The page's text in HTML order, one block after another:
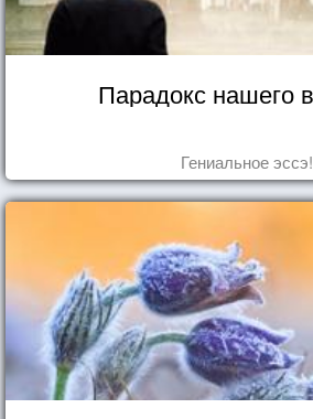
Парадокс нашего
Гениальное эссэ!